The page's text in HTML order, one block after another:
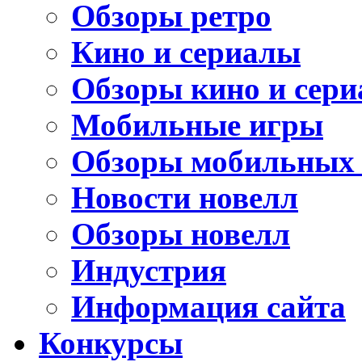
Обзоры ретро
Кино и сериалы
Обзоры кино и
Мобильные игры
Обзоры мобильных
Новости новелл
Обзоры новелл
Индустрия
Информация сайта
Конкурсы